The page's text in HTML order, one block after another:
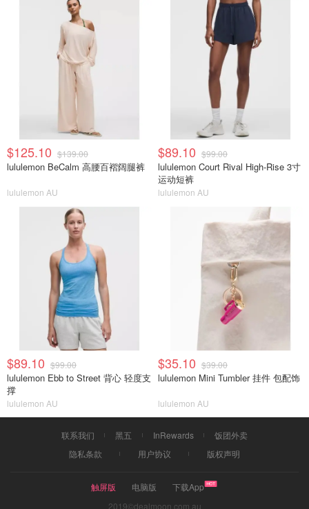
$125.10 $139.00
lululemon BeCalm 高腰百褶阔腿裤
lululemon AU
$89.10 $99.00
lululemon Court Rival High-Rise 3寸
运动短裤
lululemon AU
$89.10 $99.00
lululemon Ebb to Street 背心 轻度支
撑
lululemon AU
$35.10 $39.00
lululemon Mini Tumbler 挂件 包配饰
lululemon AU
联系我们 黑五 InRewards
饭团外卖
隐私条款
用户协议 版权声明
触屏版 电脑版
下载App
2019©dealmoon.com.au